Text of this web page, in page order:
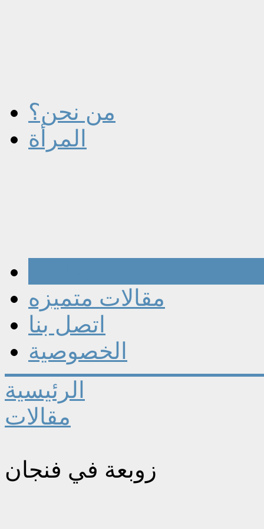
من نحن؟
المرأة
مقالات متميزه
اتصل بنا
الخصوصية
الرئيسية
مقالات
زوبعة في فنجان